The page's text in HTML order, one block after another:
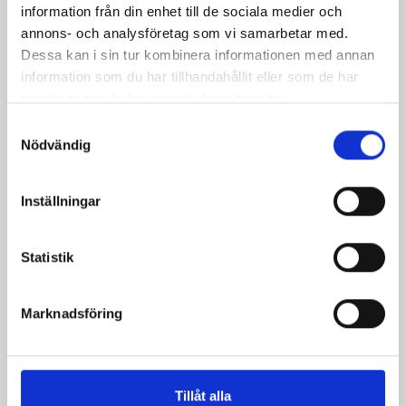
information från din enhet till de sociala medier och
annons- och analysföretag som vi samarbetar med.
Dessa kan i sin tur kombinera informationen med annan
information som du har tillhandahållit eller som de har
Nödvändig
Inställningar
Statistik
Marknadsföring
Tillåt alla
Sigbert Tunika
Pris
1 079,00 kr